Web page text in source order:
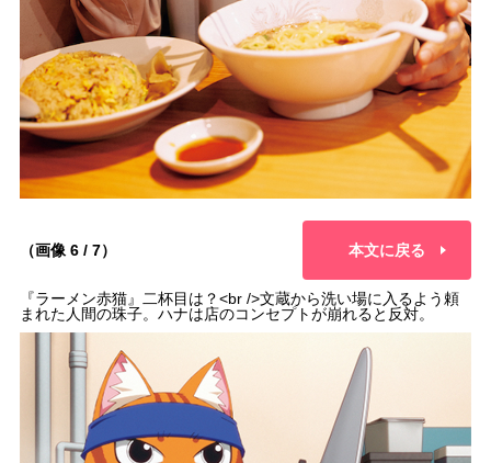
（画像 6 / 7） 本文に戻る
『ラーメン赤猫』二杯目は？<br />文蔵から洗い場に入るよう頼
まれた人間の珠子。ハナは店のコンセプトが崩れると反対。